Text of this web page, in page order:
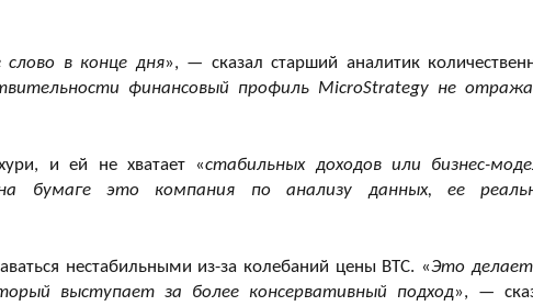
в конце дня», — сказал старший аналитик
финансовый профиль MicroStrategy не
и ей не хватает «стабильных доходов или бизнес-
бумаге это компания по анализу данных, ее
нестабильными из-за колебаний цены BTC. «Это
выступает за более консервативный подход», —